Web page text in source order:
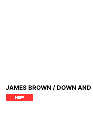
JAMES BROWN / DOWN